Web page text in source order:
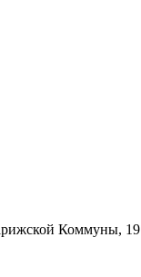
Коммуны, 19